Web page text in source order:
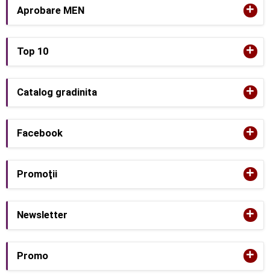
Aprobare MEN +
Top 10 +
Catalog gradinita +
Facebook +
Promoţii +
Newsletter +
Promo +